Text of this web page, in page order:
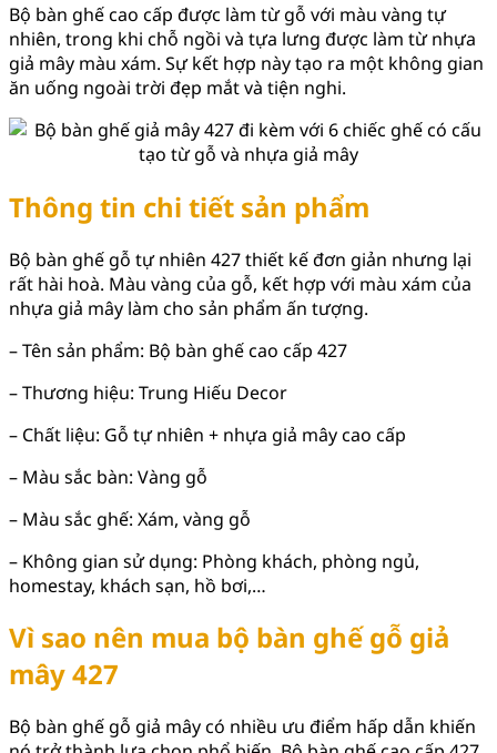
Bộ bàn ghế cao cấp được làm từ gỗ với màu vàng tự
nhiên, trong khi chỗ ngồi và tựa lưng được làm từ nhựa
giả mây màu xám. Sự kết hợp này tạo ra một không gian
ăn uống ngoài trời đẹp mắt và tiện nghi.
Thông tin chi tiết sản phẩm
Bộ bàn ghế gỗ tự nhiên 427 thiết kế đơn giản nhưng lại
rất hài hoà. Màu vàng của gỗ, kết hợp với màu xám của
nhựa giả mây làm cho sản phẩm ấn tượng.
– Tên sản phẩm: Bộ bàn ghế cao cấp 427
– Thương hiệu: Trung Hiếu Decor
– Chất liệu: Gỗ tự nhiên + nhựa giả mây cao cấp
– Màu sắc bàn: Vàng gỗ
– Màu sắc ghế: Xám, vàng gỗ
– Không gian sử dụng: Phòng khách, phòng ngủ,
homestay, khách sạn, hồ bơi,…
Vì sao nên mua bộ bàn ghế gỗ giả
mây 427
Bộ bàn ghế gỗ giả mây có nhiều ưu điểm hấp dẫn khiến